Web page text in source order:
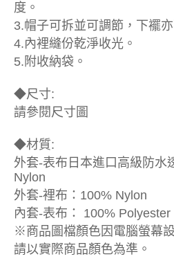
度。
3.帽子可拆並可調節，下襬亦
4.內裡縫份乾淨收光。
5.附收納袋。
◆尺寸:
請參閱尺寸圖
◆材質:
外套-表布日本進口高級防水
Nylon
外套-裡布：100% Nylon
內套-表布： 100% Polyester
※商品圖檔顏色因電腦螢幕
請以實際商品顏色為準。